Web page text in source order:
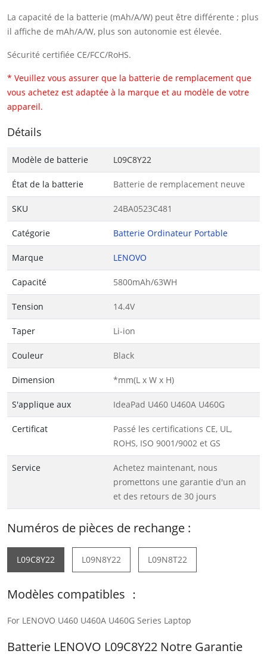
La capacité de la batterie (mAh/A/W) peut être différente ; plus
il affiche de mAh/A/W, plus son autonomie est élevée.
Sécurité certifiée CE/FCC/RoHS.
* Veuillez vous assurer que la batterie de remplacement que
vous achetez est adaptée à la marque et au modèle de votre
appareil.
Détails
Modèle de batterie L09C8Y22
État de la batterie Batterie de remplacement neuve
SKU 24BA0523C481
Catégorie Batterie Ordinateur Portable
Marque LENOVO
Capacité 5800mAh/63WH
Tension 14.4V
Taper Li-ion
Couleur Black
Dimension *mm(L x W x H)
S'applique aux IdeaPad U460 U460A U460G
Certificat
Passé les certifications CE, UL,
ROHS, ISO 9001/9002 et GS
Service
Achetez maintenant, nous
promettons une garantie d'un an
et des retours de 30 jours
Numéros de pièces de rechange :
L09C8Y22 L09N8Y22 L09N8T22
Modèles compatibles ：
For LENOVO U460 U460A U460G Series Laptop
Batterie LENOVO L09C8Y22 Notre Garantie